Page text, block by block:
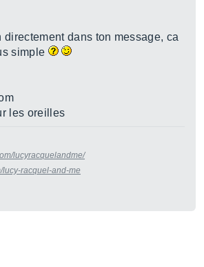
directement dans ton message, ca
simple
les oreilles
lucyracquelandme/
lucy-racquel-and-me